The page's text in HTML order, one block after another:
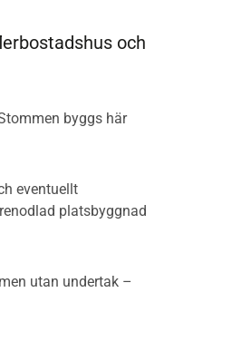
och
byggs här
eventuellt
platsbyggnad
utan undertak –